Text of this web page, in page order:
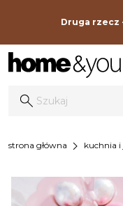
Druga rzecz
strona główna chevron_right kuchnia i